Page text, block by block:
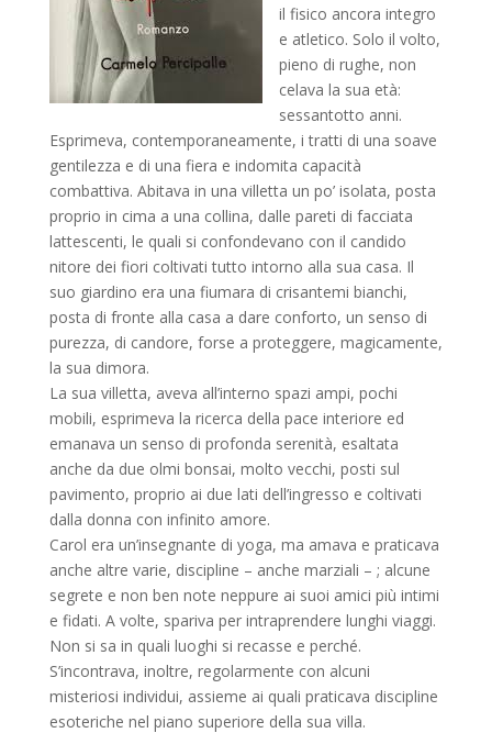
il fisico ancora integro
e atletico. Solo il volto,
pieno di rughe, non
celava la sua età:
sessantotto anni.
Esprimeva, contemporaneamente, i tratti di una soave
gentilezza e di una fiera e indomita capacità
combattiva. Abitava in una villetta un po’ isolata, posta
proprio in cima a una collina, dalle pareti di facciata
lattescenti, le quali si confondevano con il candido
nitore dei fiori coltivati tutto intorno alla sua casa. Il
suo giardino era una fiumara di crisantemi bianchi,
posta di fronte alla casa a dare conforto, un senso di
purezza, di candore, forse a proteggere, magicamente,
la sua dimora.
La sua villetta, aveva all’interno spazi ampi, pochi
mobili, esprimeva la ricerca della pace interiore ed
emanava un senso di profonda serenità, esaltata
anche da due olmi bonsai, molto vecchi, posti sul
pavimento, proprio ai due lati dell’ingresso e coltivati
dalla donna con infinito amore.
Carol era un’insegnante di yoga, ma amava e praticava
anche altre varie, discipline – anche marziali – ; alcune
segrete e non ben note neppure ai suoi amici più intimi
e fidati. A volte, spariva per intraprendere lunghi viaggi.
Non si sa in quali luoghi si recasse e perché.
S’incontrava, inoltre, regolarmente con alcuni
misteriosi individui, assieme ai quali praticava discipline
esoteriche nel piano superiore della sua villa.